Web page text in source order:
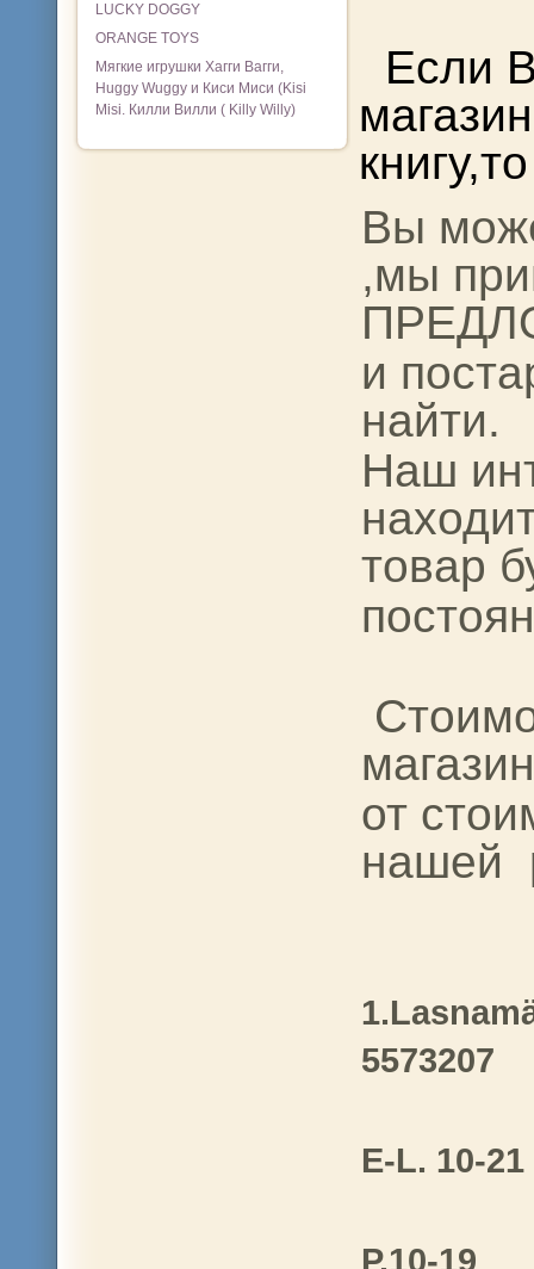
LUCKY DOGGY
ORANGE TOYS
Мягкие игрушки Хагги Вагги,
Huggy Wuggy и Киси Миси (Kisi
Misi. Килли Вилли ( Killy Willy)
Если
книгу,то
Вы
,мы
и
найти.
Наш
товар
от
нашей
5573207
E-L. 10-21
P.10-19